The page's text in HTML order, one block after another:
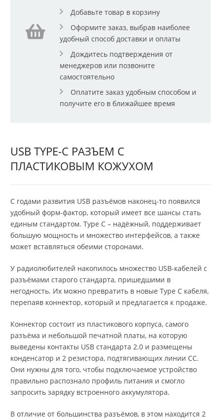
Добавьте товар в корзину
Оформите заказ, выбрав наиболее
удобный способ доставки и оплаты
Дождитесь подтверждения от
менеджеров или позвоните
самостоятельно
Оплатите заказ удобным способом и
получите его в ближайшее время
USB TYPE-C РАЗЪЕМ С
ПЛАСТИКОВЫМ КОЖУХОМ
С годами развития USB разъёмов наконец-то появился
удобный форм-фактор, который имеет все шансы стать
единым стандартом. Type C – надёжный, поддерживает
большую мощность и множество интерфейсов, а также
может вставляться обеими сторонами.
У радиолюбителей накопилось множество USB-кабелей с
разъёмами старого стандарта, пришедшими в
негодность. Их можно превратить в новые Type C кабеля,
перепаяв коннектор, который и предлагается к продаже.
Коннектор состоит из пластикового корпуса, самого
разъёма и небольшой печатной платы, на которую
выведены контакты USB стандарта 2.0 и размещены
конденсатор и 2 резистора, подтягивающих линии CC.
Они нужны для того, чтобы подключаемое устройство
правильно распознало профиль питания и смогло
запросить зарядку встроенного аккумулятора.
В отличие от большинства разъёмов, в этом находится 2